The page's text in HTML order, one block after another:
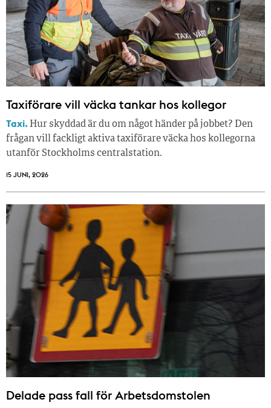
Taxiförare vill väcka tankar hos kollegor
Taxi. Hur skyddad är du om något händer på jobbet? Den
frågan vill fackligt aktiva taxiförare väcka hos kollegorna
utanför Stockholms centralstation.
15 JUNI, 2026
Delade pass fall för Arbetsdomstolen